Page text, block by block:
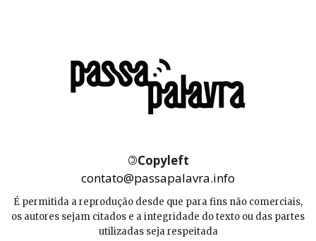
©Copyleft
contato@passapalavra.info
É permitida a reprodução desde que para fins não comerciais,
os autores sejam citados e a integridade do texto ou das partes
utilizadas seja respeitada